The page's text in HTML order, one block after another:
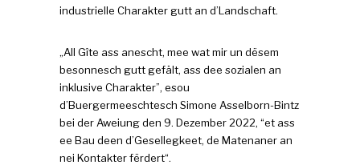
industrielle Charakter gutt an d’Landschaft.
„All Gîte ass anescht, mee wat mir un dësem
besonnesch gutt gefält, ass dee sozialen an
inklusive Charakter”, esou
d’Buergermeeschtesch Simone Asselborn-Bintz
bei der Aweiung den 9. Dezember 2022, “et ass
ee Bau deen d’Gesellegkeet, de Matenaner an
nei Kontakter fërdert“.